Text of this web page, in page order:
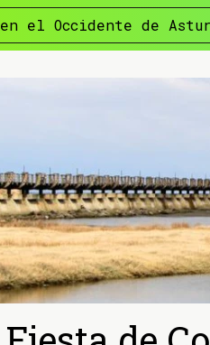
en el Occidente de